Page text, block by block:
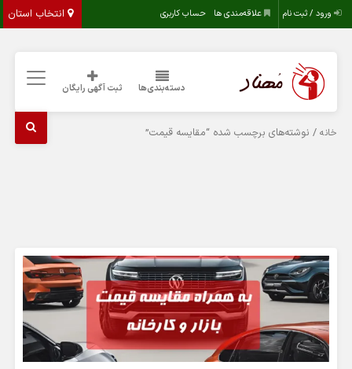
انتخاب استان ورود / ثبت نام علاقه‌مندی ها حساب کاربری
دسته‌بندی‌ها ثبت آگهی رایگان
خانه / نوشته‌های برچسب شده “مقایسه قیمت”